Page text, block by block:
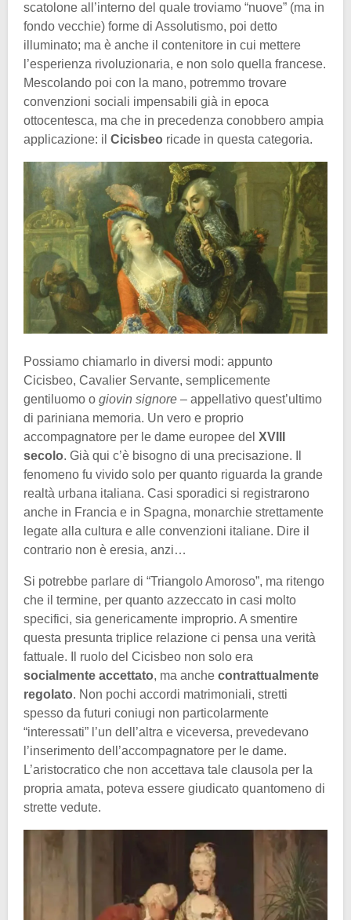
scatolone all’interno del quale troviamo “nuove” (ma in
fondo vecchie) forme di Assolutismo, poi detto
illuminato; ma è anche il contenitore in cui mettere
l’esperienza rivoluzionaria, e non solo quella francese.
Mescolando poi con la mano, potremmo trovare
convenzioni sociali impensabili già in epoca
ottocentesca, ma che in precedenza conobbero ampia
applicazione: il Cicisbeo ricade in questa categoria.
Possiamo chiamarlo in diversi modi: appunto
Cicisbeo, Cavalier Servante, semplicemente
gentiluomo o giovin signore – appellativo quest’ultimo
di pariniana memoria. Un vero e proprio
accompagnatore per le dame europee del XVIII
secolo. Già qui c’è bisogno di una precisazione. Il
fenomeno fu vivido solo per quanto riguarda la grande
realtà urbana italiana. Casi sporadici si registrarono
anche in Francia e in Spagna, monarchie strettamente
legate alla cultura e alle convenzioni italiane. Dire il
contrario non è eresia, anzi…
Si potrebbe parlare di “Triangolo Amoroso”, ma ritengo
che il termine, per quanto azzeccato in casi molto
specifici, sia genericamente improprio. A smentire
questa presunta triplice relazione ci pensa una verità
fattuale. Il ruolo del Cicisbeo non solo era
socialmente accettato, ma anche contrattualmente
regolato. Non pochi accordi matrimoniali, stretti
spesso da futuri coniugi non particolarmente
“interessati” l’un dell’altra e viceversa, prevedevano
l’inserimento dell’accompagnatore per le dame.
L’aristocratico che non accettava tale clausola per la
propria amata, poteva essere giudicato quantomeno di
strette vedute.